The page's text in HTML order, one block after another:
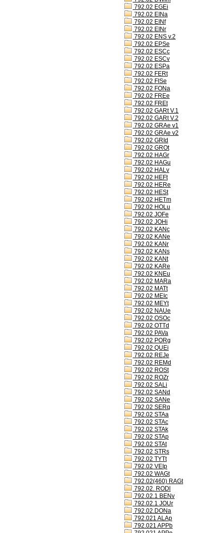
792.02 EGEi
792.02 EINa
792.02 EINf
792.02 EINr
792.02 ENS v.2
792.02 EPSe
792.02 ESCc
792.02 ESCv
792.02 ESPa
792.02 FERt
792.02 FISe
792.02 FONa
792.02 FREe
792.02 FREt
792.02 GARt V.1
792.02 GARt V.2
792.02 GRAe v1
792.02 GRAe v2
792.02 GRId
792.02 GROt
792.02 HAGr
792.02 HAGu
792.02 HALv
792.02 HEFt
792.02 HERe
792.02 HESt
792.02 HETm
792.02 HOLu
792.02 JOFe
792.02 JOHi
792.02 KANc
792.02 KANe
792.02 KANr
792.02 KANs
792.02 KANt
792.02 KARe
792.02 KNEu
792.02 MARa
792.02 MATt
792.02 MEIc
792.02 MEYt
792.02 NAUe
792.02 OSOc
792.02 OTTd
792.02 PAVa
792.02 PORg
792.02 QUEi
792.02 REJe
792.02 REMd
792.02 ROSt
792.02 ROZr
792.02 SALi
792.02 SANd
792.02 SANe
792.02 SERq
792.02 STAa
792.02 STAc
792.02 STAk
792.02 STAp
792.02 STAt
792.02 STRs
792.02 TYTt
792.02 VEIp
792.02 WAGt
792.02(460) RAGt
792.02. RODl
792.02.1 BENv
792.02.1 JOUr
792.02.DONa
792.021 ALAp
792.021 APPb